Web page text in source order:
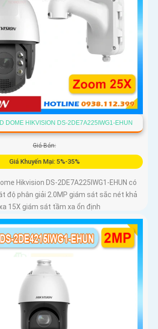
DOME HIKVISION DS-2DE7A225IWG1-EHUN
Giá Bán:
Giá Khuyến Mại: 5%-35%
Hikvision DS-2DE7A225IWG1-EHUN có
độ phân giải 2.0MP giám sát sắc nét khả
15X giám sát tầm xa ổn định